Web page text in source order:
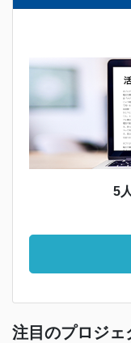
5人
注目のプロジェ